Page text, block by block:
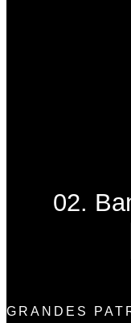
02.
GRANDES